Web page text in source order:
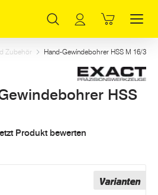
Zubehör Hand-Gewindebohrer HSS M 16/3
HSS
Produkt bewerten
Varianten